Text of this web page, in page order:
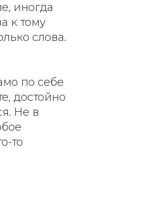
иногда
к тому
слова.
по себе
достойно
Не в
то